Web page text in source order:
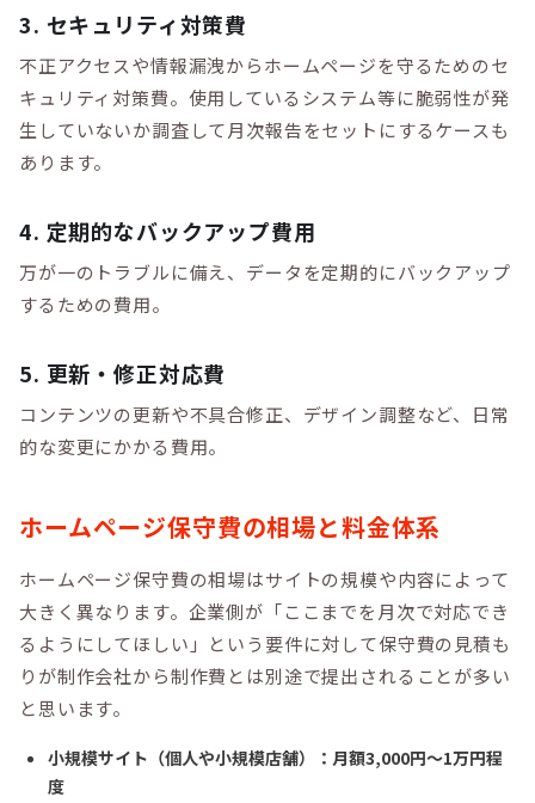
3. セキュリティ対策費
不正アクセスや情報漏洩からホームページを守るためのセ
キュリティ対策費。使用しているシステム等に脆弱性が発
生していないか調査して月次報告をセットにするケースも
あります。
4. 定期的なバックアップ費用
万が一のトラブルに備え、データを定期的にバックアップ
するための費用。
5. 更新・修正対応費
コンテンツの更新や不具合修正、デザイン調整など、日常
的な変更にかかる費用。
ホームページ保守費の相場と料金体系
ホームページ保守費の相場はサイトの規模や内容によって
大きく異なります。企業側が「ここまでを月次で対応でき
るようにしてほしい」という要件に対して保守費の見積も
りが制作会社から制作費とは別途で提出されることが多い
と思います。
小規模サイト（個人や小規模店舗）：月額3,000円〜1万円程
度